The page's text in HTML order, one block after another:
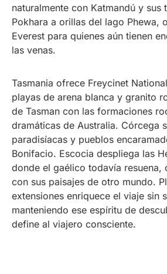
naturalmente con Katmandú y sus
Pokhara a orillas del lago Phewa,
Everest para quienes aún tienen
las venas.
Tasmania ofrece Freycinet
playas de arena blanca y granito
de Tasman con las formaciones
dramáticas de Australia. Córcega
paradisíacas y pueblos
Bonifacio. Escocia despliega las
donde el gaélico todavía resuena,
con sus paisajes de otro mundo.
extensiones enriquece el viaje sin
manteniendo ese espíritu de
define al viajero consciente.